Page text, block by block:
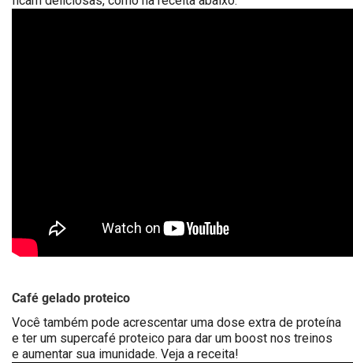
Café gelado proteico
Você também pode acrescentar uma dose extra de proteína
e ter um supercafé proteico para dar um boost nos treinos
e aumentar sua imunidade. Veja a receita!